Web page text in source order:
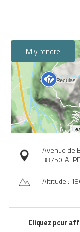
M'y rendre
Avenue de
38750
Altitude :
Cliquez pour